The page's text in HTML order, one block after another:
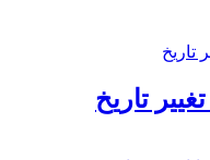
تاریخ